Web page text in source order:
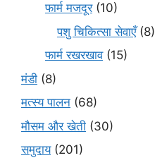
फार्म मजदूर(10)
पशु चिकित्सा सेवाएँ(8)
फार्म रखरखाव(15)
मंडी (8)
मत्स्य पालन (68)
मौसम और खेती (30)
समुदाय(201)